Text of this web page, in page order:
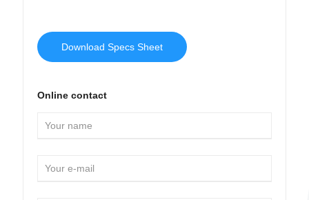
Download Specs Sheet
Online contact